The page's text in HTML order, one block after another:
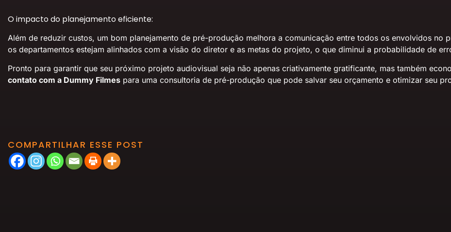
O impacto do planejamento eficiente:
Além de reduzir custos, um bom planejamento de pré-produção melhora a comunicação entre todos os envolvidos no
os departamentos estejam alinhados com a visão do diretor e as metas do projeto, o que diminui a probabilidade de
Pronto para garantir que seu próximo projeto audiovisual seja não apenas criativamente gratificante, mas também
contato com a Dummy Filmes para uma consultoria de pré-produção que pode salvar seu orçamento e otimizar seu
COMPARTILHAR ESSE POST